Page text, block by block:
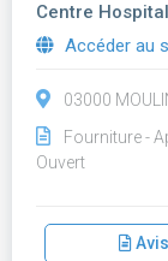
Centre
Accéder au
03000
Fourniture -
Ouvert
Avis